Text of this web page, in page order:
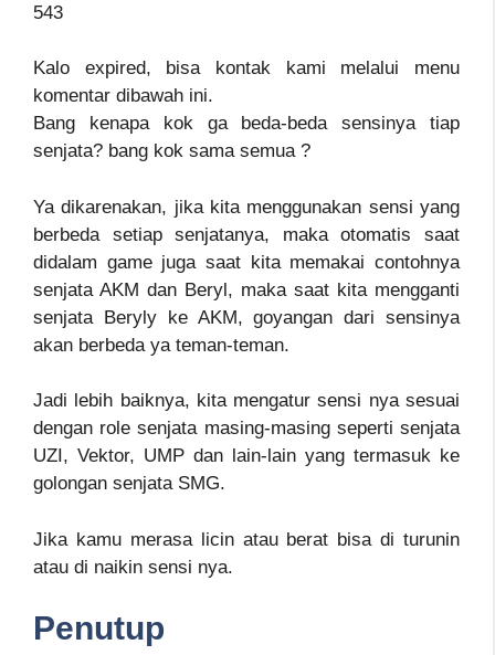
543
Kalo expired, bisa kontak kami melalui menu
komentar dibawah ini.
Bang kenapa kok ga beda-beda sensinya tiap
senjata? bang kok sama semua ?
Ya dikarenakan, jika kita menggunakan sensi yang
berbeda setiap senjatanya, maka otomatis saat
didalam game juga saat kita memakai contohnya
senjata AKM dan Beryl, maka saat kita mengganti
senjata Beryly ke AKM, goyangan dari sensinya
akan berbeda ya teman-teman.
Jadi lebih baiknya, kita mengatur sensi nya sesuai
dengan role senjata masing-masing seperti senjata
UZI, Vektor, UMP dan lain-lain yang termasuk ke
golongan senjata SMG.
Jika kamu merasa licin atau berat bisa di turunin
atau di naikin sensi nya.
Penutup